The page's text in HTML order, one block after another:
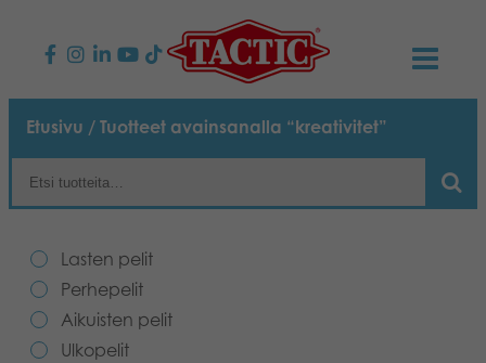
KAUPPA
Lasten pelit
Aikuisten pelit
Ulkopelit
AJANKOHTAISTA
Tapa toimia
Vastuullisuus
YHTEYSTIEDOT
Ota yhteyttä
PLAY CLUB
Etusivu / Tuotteet avainsanalla “kreativitet”
Lasten pelit
Perhepelit
Aikuisten pelit
Ulkopelit